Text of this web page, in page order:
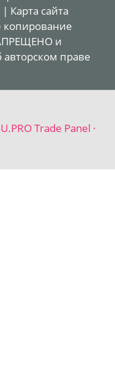
| Карта сайта
копирование
и
авторском праве
Trade Panel ·